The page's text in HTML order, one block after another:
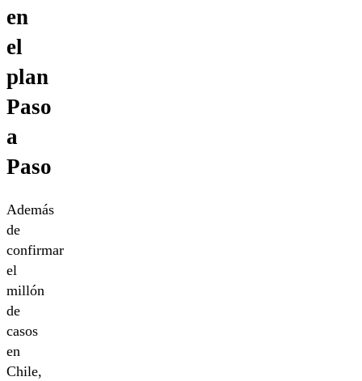
en
el
plan
Paso
a
Paso
Además
de
confirmar
el
millón
de
casos
en
Chile,